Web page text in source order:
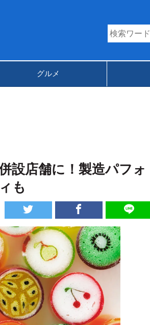
グルメ
設店舗に！製造パフォ
も